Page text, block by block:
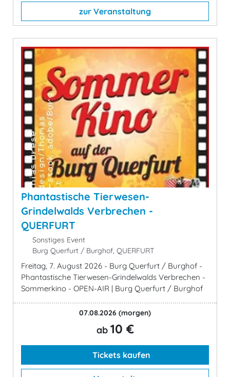
zur Veranstaltung
Phantastische Tierwesen-
Grindelwalds Verbrechen -
QUERFURT
Sonstiges Event
Burg Querfurt / Burghof, QUERFURT
Freitag, 7. August 2026 - Burg Querfurt / Burghof -
Phantastische Tierwesen-Grindelwalds Verbrechen -
Sommerkino - OPEN-AIR | Burg Querfurt / Burghof
07.08.2026 (morgen)
ab 10 €
Tickets kaufen